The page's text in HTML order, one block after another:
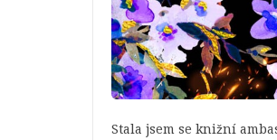
Stala jsem se knižní